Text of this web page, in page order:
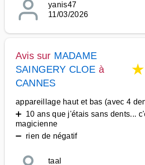
yanis47
11/03/2026
Avis sur MADAME
SAINGERY CLOE à
CANNES
★
appareillage haut et bas (avec 4
➕ 10 ans que j'étais sans dents...
magicienne
➖ rien de négatif
taal